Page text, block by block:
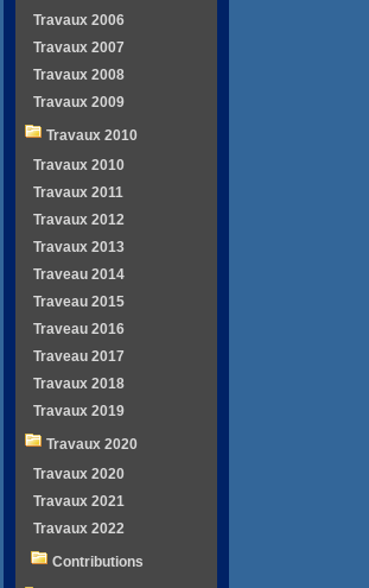
Travaux 2006
Travaux 2007
Travaux 2008
Travaux 2009
Travaux 2010
Travaux 2010
Travaux 2011
Travaux 2012
Travaux 2013
Traveau 2014
Traveau 2015
Traveau 2016
Traveau 2017
Travaux 2018
Travaux 2019
Travaux 2020
Travaux 2020
Travaux 2021
Travaux 2022
Contributions